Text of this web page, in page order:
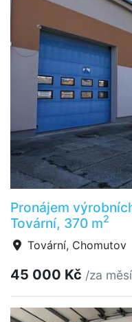
Pronájem
Tovární, 370 m2
Tovární, Chomutov
45 000 Kč /za